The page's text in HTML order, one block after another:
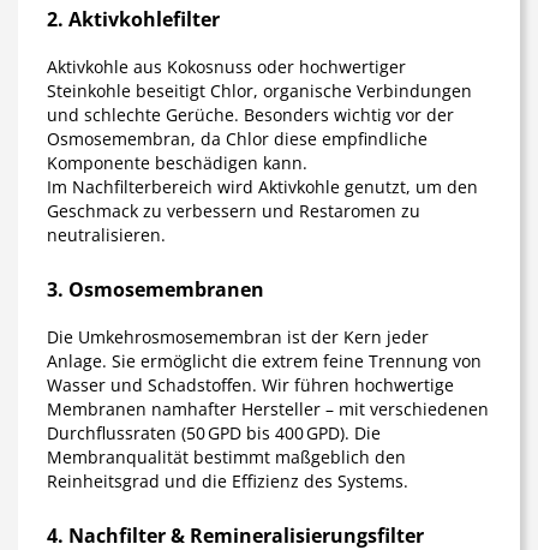
2. Aktivkohlefilter
Aktivkohle aus Kokosnuss oder hochwertiger
Steinkohle beseitigt Chlor, organische Verbindungen
und schlechte Gerüche. Besonders wichtig vor der
Osmosemembran, da Chlor diese empfindliche
Komponente beschädigen kann.
Im Nachfilterbereich wird Aktivkohle genutzt, um den
Geschmack zu verbessern und Restaromen zu
neutralisieren.
3. Osmosemembranen
Die Umkehrosmosemembran ist der Kern jeder
Anlage. Sie ermöglicht die extrem feine Trennung von
Wasser und Schadstoffen. Wir führen hochwertige
Membranen namhafter Hersteller – mit verschiedenen
Durchflussraten (50 GPD bis 400 GPD). Die
Membranqualität bestimmt maßgeblich den
Reinheitsgrad und die Effizienz des Systems.
4. Nachfilter & Remineralisierungsfilter